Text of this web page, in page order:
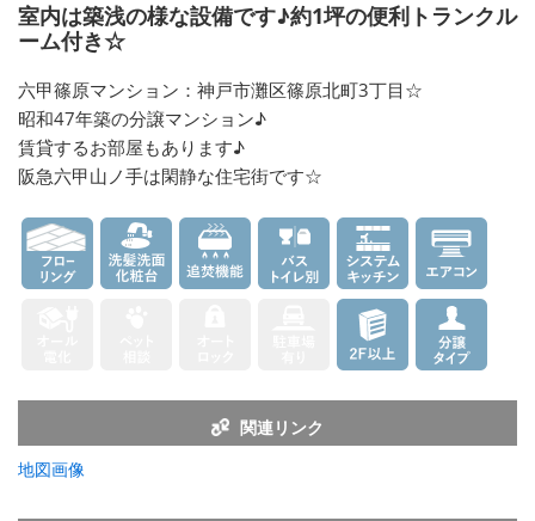
室内は築浅の様な設備です♪約1坪の便利トランクル
ーム付き☆
六甲篠原マンション：神戸市灘区篠原北町3丁目☆
昭和47年築の分譲マンション♪
賃貸するお部屋もあります♪
阪急六甲山ノ手は閑静な住宅街です☆
関連リンク
地図画像